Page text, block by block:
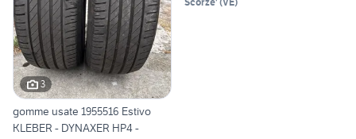
3
gomme usate 1955516 Estivo
KLEBER - DYNAXER HP4 -